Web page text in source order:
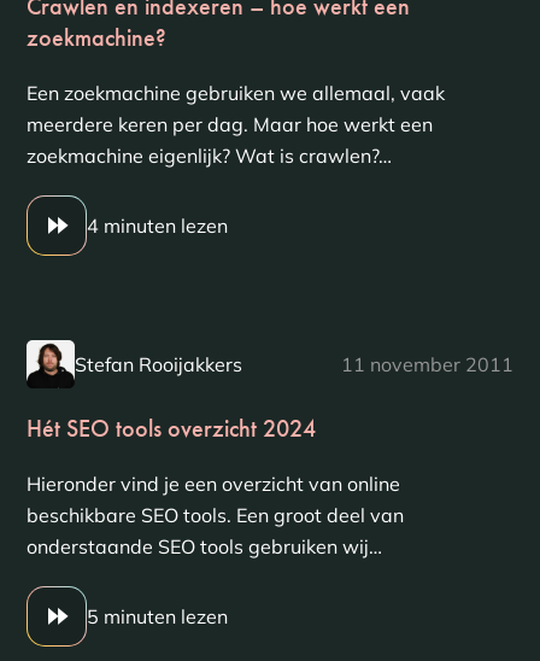
zoekmachine?
Een zoekmachine gebruiken we allemaal, vaak
meerdere keren per dag. Maar hoe werkt een
zoekmachine eigenlijk? Wat is crawlen?…
4 minuten lezen
Stefan Rooijakkers 11 november 2011
Hét SEO tools overzicht 2024
Hieronder vind je een overzicht van online
beschikbare SEO tools. Een groot deel van
onderstaande SEO tools gebruiken wij…
5 minuten lezen